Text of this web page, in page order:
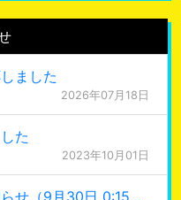
ました
2026年07月18日
た
2023年10月01日
緊急メンテナンス実施のお知らせ（9月30日 0:15更新）